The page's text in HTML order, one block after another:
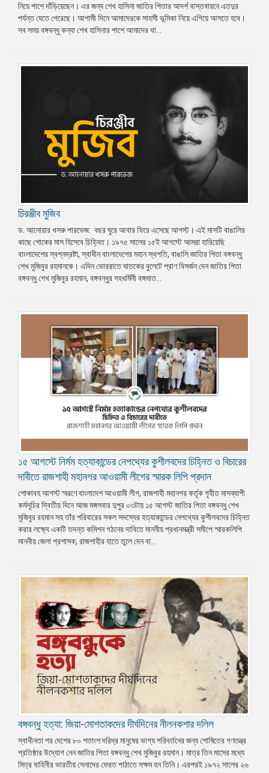
নিয়ে পাশে দাঁড়িয়েছেন। এর জন্য শেখ হাসিনা জাতির পিতার আদর্শ বাস্তবায়নে এতদুর
পর্যন্ত যেতে পেরেছে। আগামী দিনে আমাদেরকে সাহসী ভূমিকা নিয়ে এগিয়ে আসতে হবে।
সব সময় বঙ্গবন্ধু কন্যা শেখ হাসিনার পাশে আমাদের থা...
চিরঞ্জীব মুজিব
ড. আনোয়ার খসরু পারভেজ: বছর ঘুরে আবার ফিরে এসেছে আগস্ট। এই মাসটি বাঙালির
কাছে শোকের মাস হিসেবে চিহ্নিত। ১৯৭৫ সালের ১৫ই আগস্টে আমরা হারিয়েছি
বাংলাদেশের স্বপ্নদ্রষ্টা, স্বাধীন বাংলাদেশের মহান স্থপতি, বাঙালি জাতির পিতা বঙ্গবন্ধু
শেখ মুজিবুর রহমানকে। এদিন ভোররাতে ঘাতকের বুলেটে প্রাণ বিসর্জন দেন জাতির পিতা
বঙ্গবন্ধু শেখ মুজিবুর রহমান, বঙ্গবন্ধুর সহধর্মিনী বঙ্গমাত...
১৫ আগস্টে নির্মম হত্যাকান্ডের নেপথ্যের কুশীলবদের চিহ্নিত ও বিচারের
দাবীতে রাজশাহী মহানগর আওয়ামী লীগের স্মারক লিপি প্রদান
শোকাবহ আগস্ট স্মরণে বাংলাদেশ আওয়ামী লীগ, রাজশাহী মহানগর কর্তৃক গৃহীত মাসব্যাপী
কর্মসূচির দ্বিতীয় দিনে আজ মঙ্গলবার দুপুর ০৩টায় ১৫ আগস্ট জাতির পিতা বঙ্গবন্ধু শেখ
মুজিবুর রহমান সহ তাঁর পরিবারের সকল সদস্যের হত্যাকান্ডের নেপথ্যের কুশীলবদের চিহ্নিত
করার লক্ষ্যে একটি তদন্ত কমিশন গঠনের দাবিতে মাননীয় প্রধানমন্ত্রী সমীপে স্মারকলিপি
মাননীয় জেলা প্রশাসক, রাজশাহীর হাতে তুলে দেন বা...
বঙ্গবন্ধু হত্যা: জিয়া-মোশতাকদের দীর্ঘদিনের নীলনকশার দলিল
স্বাধীনতা পর দেশের ৮০ শতাংশ দরিদ্র মানুষের ভাগ্য পরিবর্তনের জন্য শোষিতের গণতন্ত্র
প্রতিষ্ঠার উদ্যোগ নেন জাতির পিতা বঙ্গবন্ধু শেখ মুজিবুর রহমান। মাত্র তিন মাসের মধ্যে
মিত্র বাহিনীর ভারতীয় সেনাদের ফেরত পাঠাতে সক্ষম হন তিনি। এরপরই ১৯৭২ সালের ২৬